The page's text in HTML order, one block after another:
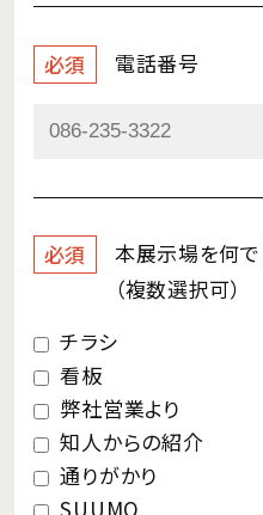
必須 電話番号
必須 本展示場を何で
（複数選択可）
チラシ
看板
弊社営業より
知人からの紹介
通りがかり
SUUMO